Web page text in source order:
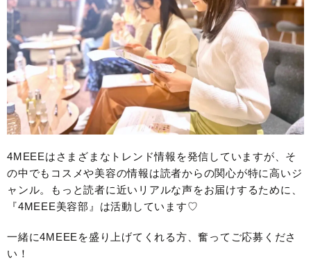
4MEEEはさまざまなトレンド情報を発信していますが、そ
の中でもコスメや美容の情報は読者からの関心が特に高いジ
ャンル。もっと読者に近いリアルな声をお届けするために、
『4MEEE美容部』は活動しています♡
一緒に4MEEEを盛り上げてくれる方、奮ってご応募くださ
い！